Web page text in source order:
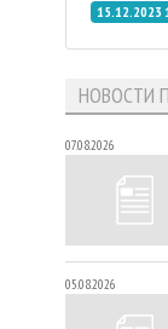
15.12.2023
НОВОСТИ
07.08.2026
05.08.2026